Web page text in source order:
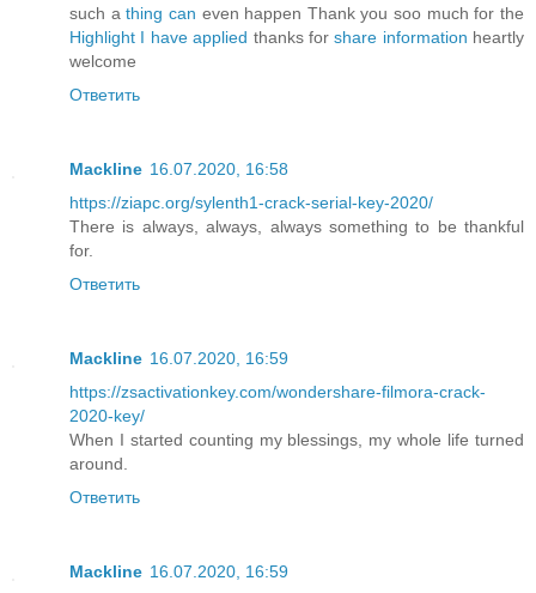
such athing can even happen Thank you soo much for the
Highlight I have applied thanks forshare information heartly
welcome
Ответить
Mackline 16.07.2020, 16:58
https://ziapc.org/sylenth1-crack-serial-key-2020/
There is always, always, always something to be thankful
for.
Ответить
Mackline 16.07.2020, 16:59
https://zsactivationkey.com/wondershare-filmora-crack-
2020-key/
When I started counting my blessings, my whole life turned
around.
Ответить
Mackline 16.07.2020, 16:59